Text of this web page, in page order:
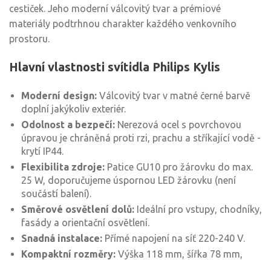
cestiček. Jeho moderní válcovitý tvar a prémiové
materiály podtrhnou charakter každého venkovního
prostoru.
Hlavní vlastnosti svítidla Philips Kylis
Moderní design: Válcovitý tvar v matné černé barvě
doplní jakýkoliv exteriér.
Odolnost a bezpečí: Nerezová ocel s povrchovou
úpravou je chráněná proti rzi, prachu a stříkající vodě -
krytí IP44.
Flexibilita zdroje: Patice GU10 pro žárovku do max.
25 W, doporučujeme úspornou LED žárovku (není
součástí balení).
Směrové osvětlení dolů: Ideální pro vstupy, chodníky,
fasády a orientační osvětlení.
Snadná instalace: Přímé napojení na síť 220-240 V.
Kompaktní rozměry: Výška 118 mm, šířka 78 mm,